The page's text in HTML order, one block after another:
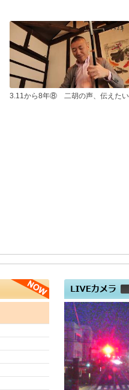
3.11から8年⑧ 二胡の声、伝えたい